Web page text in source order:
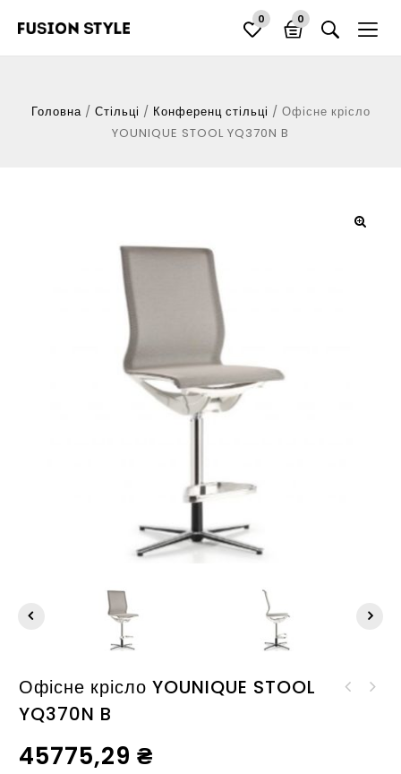
0 0
Головна/ Стільці / Конференц стільці / Офісне крісло
YOUNIQUE STOOL YQ370N B
Офісне крісло YOUNIQUE STOOL
YQ370N B
45775,29 ₴